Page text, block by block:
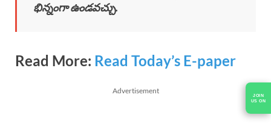
భిన్నంగా ఉండవచ్చు.
Read More: Read Today’s E-paper
Advertisement